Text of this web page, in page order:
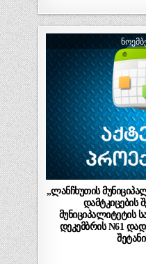
„ლანჩხუთის
დამტკიცების
მუნიციპალიტეტის
დეკემბრის N61